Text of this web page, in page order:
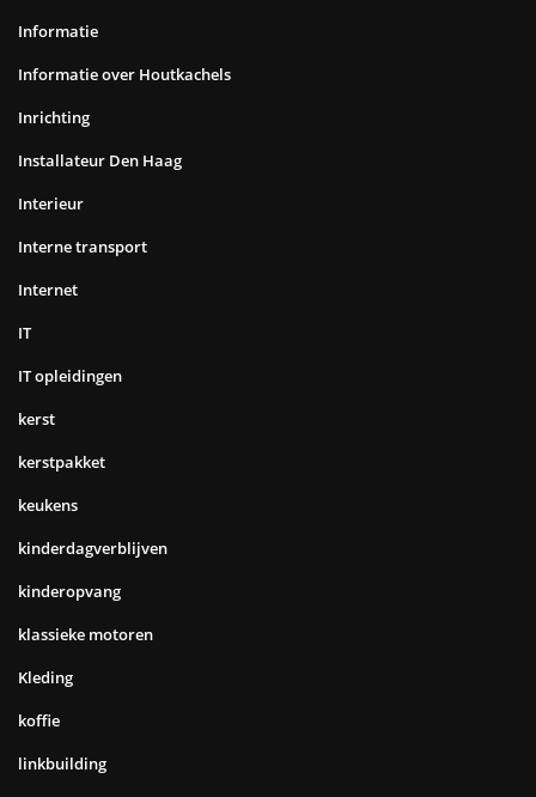
Informatie
Informatie over Houtkachels
Inrichting
Installateur Den Haag
Interieur
Interne transport
Internet
IT
IT opleidingen
kerst
kerstpakket
keukens
kinderdagverblijven
kinderopvang
klassieke motoren
Kleding
koffie
linkbuilding